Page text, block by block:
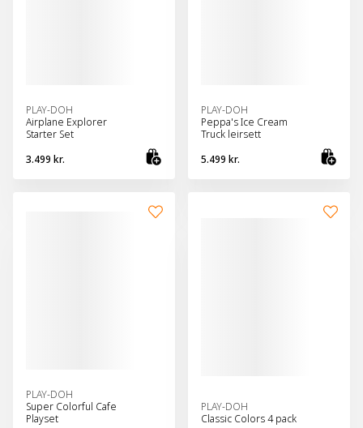
PLAY-DOH
Airplane Explorer
Starter Set
3.499 kr.
PLAY-DOH
Peppa's Ice Cream
Truck leirsett
5.499 kr.
PLAY-DOH
Super Colorful Cafe
Playset
PLAY-DOH
Classic Colors 4 pack